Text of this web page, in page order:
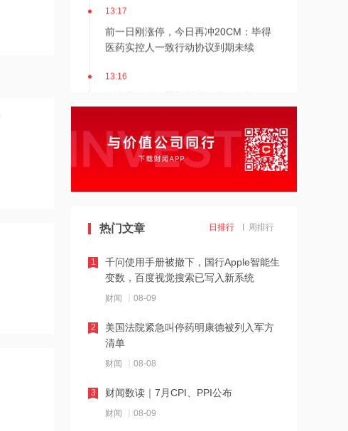
13:17
前一日刚涨停，今日再冲20CM：毕得
医药实控人一致行动协议到期未续
13:16
全产业链的纸基新材料平台，华福证
券：首予仙鹤股份“买入”评级
13:15
暑期档观影人次、放映场次双创新高！
煤化工板块走高，金牛化工午后涨停
13:11
底部布局价值
13:09
细分领域最具投资价值
13:08
九识智能生产制造基地项目落户海口国
热门文章 日排行 周排行
千问使用手册被撤下，国行Apple智能生
变数，百度视觉搜索已写入新系统
财闻 08-09
1
美国法院紧急叫停药明康德被列入军方
清单
财闻 08-08
2
财闻数读｜7月CPI、PPI公布
财闻 08-09
3